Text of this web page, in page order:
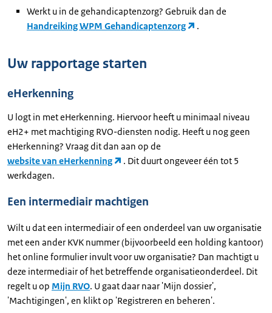
Werkt u in de gehandicaptenzorg? Gebruik dan de
Handreiking WPM Gehandicaptenzorg
.
Uw rapportage starten
eHerkenning
U logt in met eHerkenning. Hiervoor heeft u minimaal niveau
eH2+ met machtiging RVO-diensten nodig. Heeft u nog geen
eHerkenning? Vraag dit dan aan op de
website van eHerkenning
. Dit duurt ongeveer één tot 5
werkdagen.
Een intermediair machtigen
Wilt u dat een intermediair of een onderdeel van uw organisatie
met een ander KVK nummer (bijvoorbeeld een holding kantoor)
het online formulier invult voor uw organisatie? Dan machtigt u
deze intermediair of het betreffende organisatieonderdeel. Dit
regelt u op Mijn RVO. U gaat daar naar 'Mijn dossier',
'Machtigingen', en klikt op 'Registreren en beheren'.